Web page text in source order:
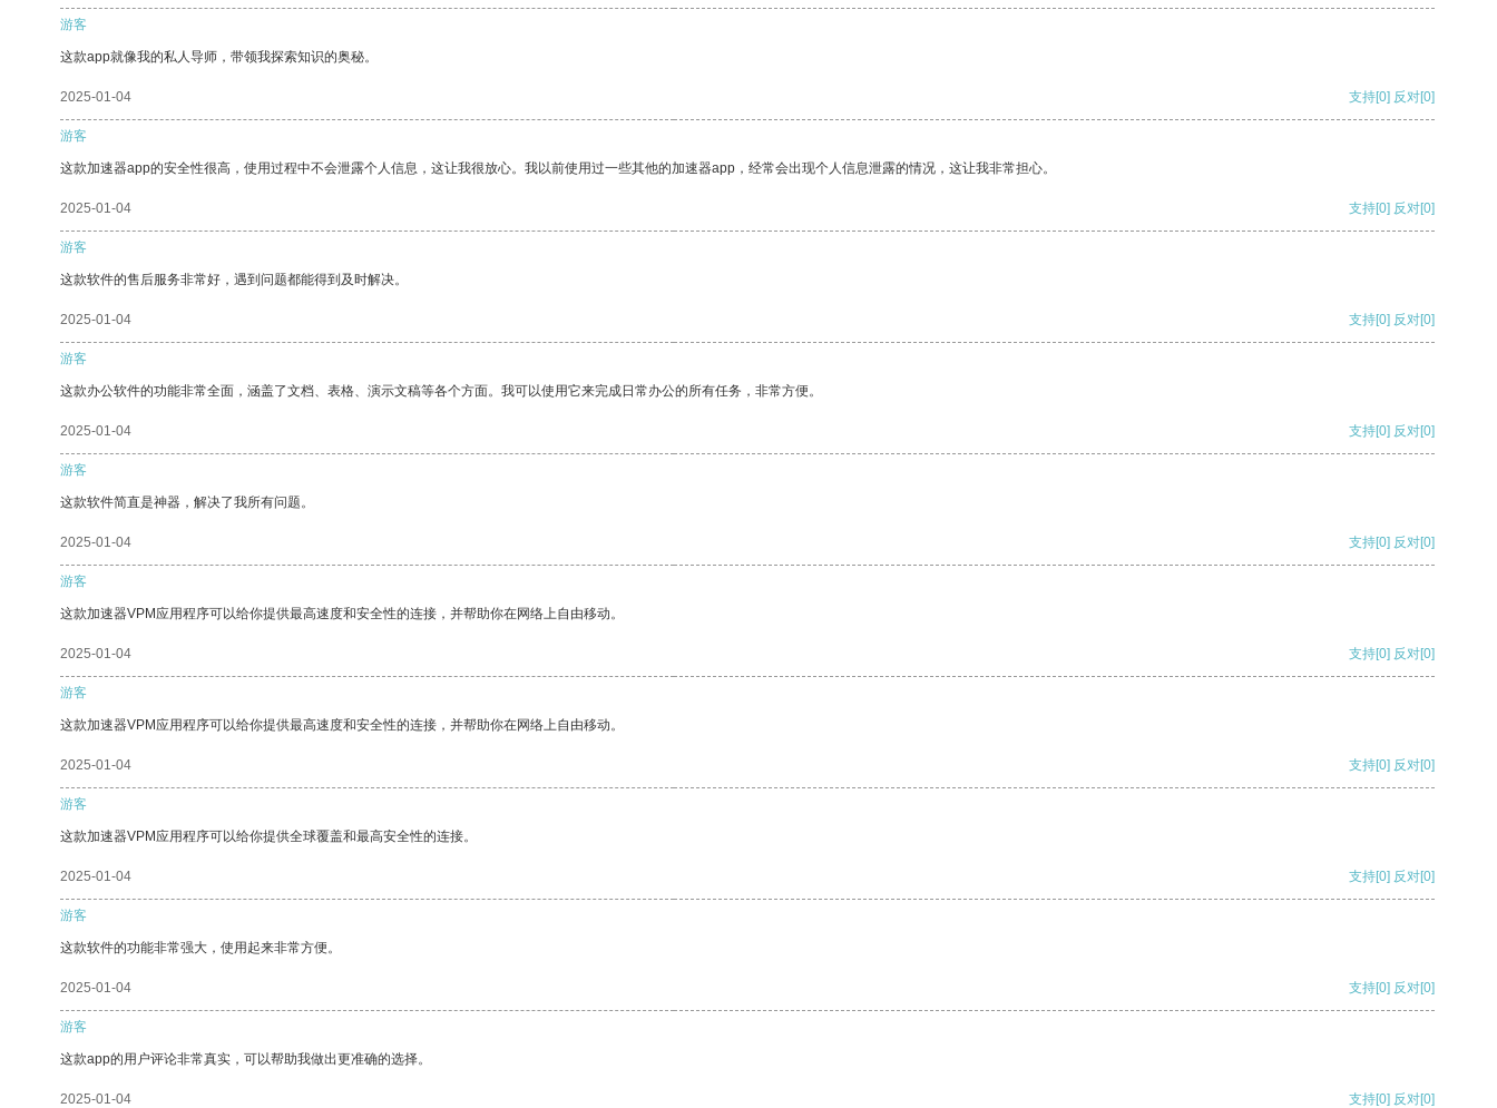
游客
这款app就像我的私人导师，带领我探索知识的奥秘。
2025-01-04 支持[0] 反对[0]
游客
这款加速器app的安全性很高，使用过程中不会泄露个人信息，这让我很放心。我以前使用过一些其他的加速器app，经常会出现个人信息泄露的情况，这让我非常担心。
2025-01-04 支持[0] 反对[0]
游客
这款软件的售后服务非常好，遇到问题都能得到及时解决。
2025-01-04 支持[0] 反对[0]
游客
这款办公软件的功能非常全面，涵盖了文档、表格、演示文稿等各个方面。我可以使用它来完成日常办公的所有任务，非常方便。
2025-01-04 支持[0] 反对[0]
游客
这款软件简直是神器，解决了我所有问题。
2025-01-04 支持[0] 反对[0]
游客
这款加速器VPM应用程序可以给你提供最高速度和安全性的连接，并帮助你在网络上自由移动。
2025-01-04 支持[0] 反对[0]
游客
这款加速器VPM应用程序可以给你提供最高速度和安全性的连接，并帮助你在网络上自由移动。
2025-01-04 支持[0] 反对[0]
游客
这款加速器VPM应用程序可以给你提供全球覆盖和最高安全性的连接。
2025-01-04 支持[0] 反对[0]
游客
这款软件的功能非常强大，使用起来非常方便。
2025-01-04 支持[0] 反对[0]
游客
这款app的用户评论非常真实，可以帮助我做出更准确的选择。
2025-01-04 支持[0] 反对[0]